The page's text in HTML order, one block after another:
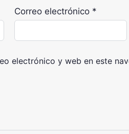
Correo electrónico *
electrónico y web en este